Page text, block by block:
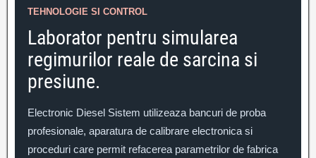
TEHNOLOGIE SI CONTROL
Laborator pentru simularea
regimurilor reale de sarcina si
presiune.
Electronic Diesel Sistem utilizeaza bancuri de proba
profesionale, aparatura de calibrare electronica si
proceduri care permit refacerea parametrilor de fabrica